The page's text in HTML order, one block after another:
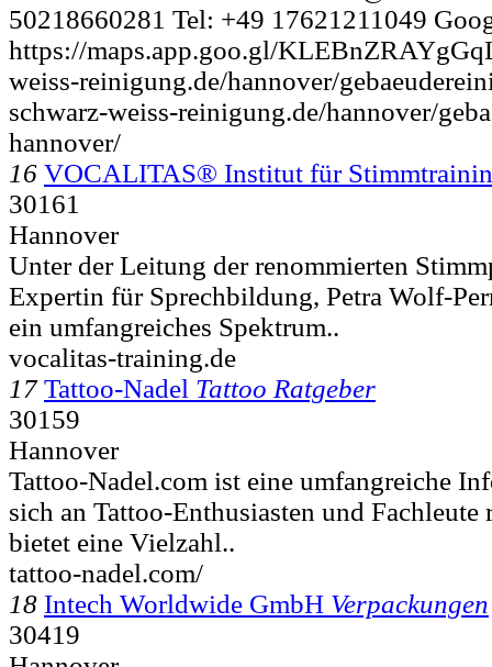
50218660281 Tel: +49 17621211049
https://maps.app.goo.gl/
weiss-reinigung.de/hannover/
schwarz-weiss-reinigung.de/hannover/
hannover/
16 VOCALITAS® Institut für
30161
Hannover
Unter der Leitung der renommierten
Expertin für Sprechbildung, Petra Wolf-
ein umfangreiches Spektrum..
vocalitas-training.de
17 Tattoo-Nadel Tattoo Ratgeber
30159
Hannover
Tattoo-Nadel.com ist eine umfangreiche
sich an Tattoo-Enthusiasten und
bietet eine Vielzahl..
tattoo-nadel.com/
18 Intech Worldwide GmbH Verpackungen
30419